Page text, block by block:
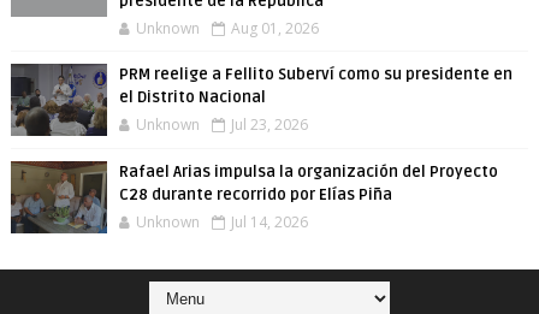
Unknown Aug 01, 2026
PRM reelige a Fellito Suberví como su presidente en
el Distrito Nacional
Unknown Jul 23, 2026
Rafael Arias impulsa la organización del Proyecto
C28 durante recorrido por Elías Piña
Unknown Jul 14, 2026